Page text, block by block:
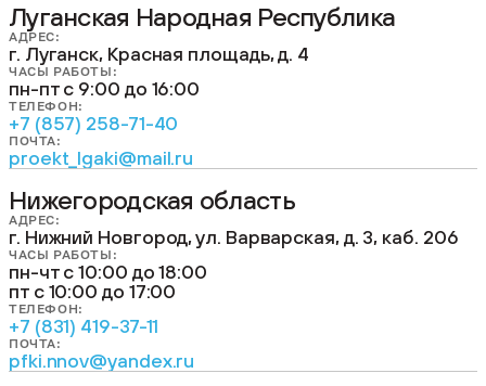
Луганская Народная Республика
АДРЕС:
г. Луганск, Красная площадь, д. 4
ЧАСЫ РАБОТЫ:
пн-пт с 9:00 до 16:00
ТЕЛЕФОН:
+7 (857) 258-71-40
ПОЧТА:
proekt_lgaki@mail.ru
Нижегородская область
АДРЕС:
г. Нижний Новгород, ул. Варварская, д. 3, каб. 206
ЧАСЫ РАБОТЫ:
пн-чт с 10:00 до 18:00
пт с 10:00 до 17:00
ТЕЛЕФОН:
+7 (831) 419-37-11
ПОЧТА:
pfki.nnov@yandex.ru